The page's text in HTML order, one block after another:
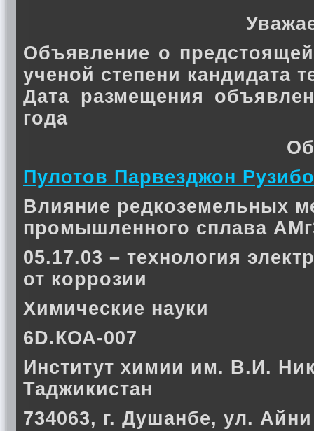
Объявление о
ученой степени кандидата
Дата размещения
года
Пулотов Парвезджон
Влияние редкоземельных
промышленного сплава
05.17.03 – технология
от коррозии
Химические науки
6D.КОА-007
Институт химии им. В.И.
Таджикистан
734063, г. Душанбе, ул.